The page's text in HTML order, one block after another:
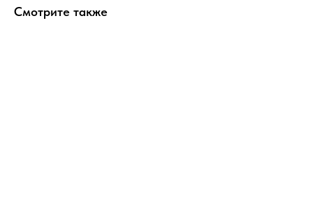
Смотрите также